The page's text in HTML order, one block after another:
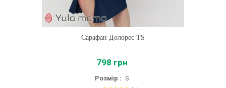
Сарафан Долорес TS
798 грн
Розмір : S